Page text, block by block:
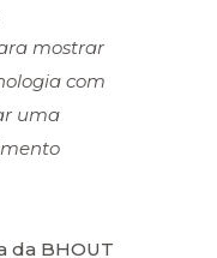
mostrar
com
uma
da BHOUT